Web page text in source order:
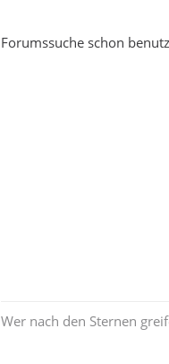
Forumssuche schon
Wer nach den Sternen